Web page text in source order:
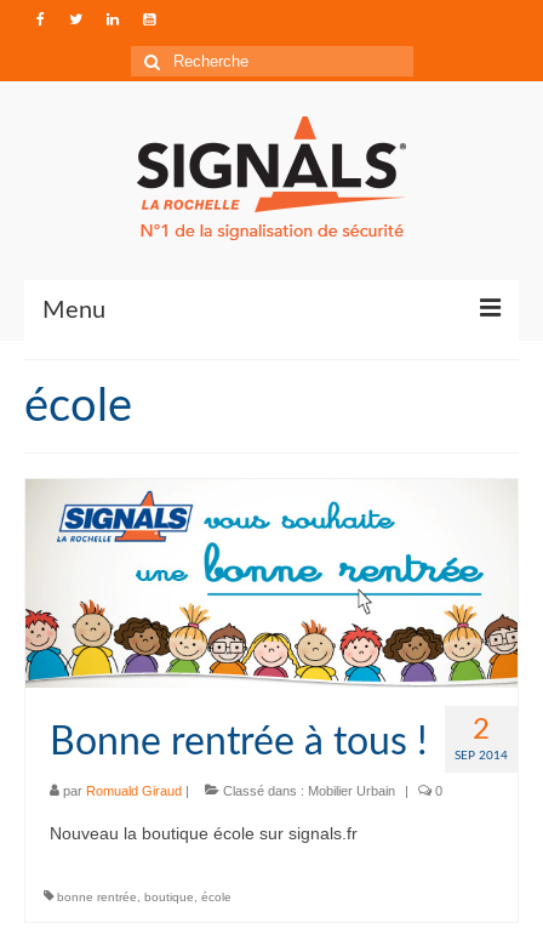
Rechercher
:
Menu
Qui sommes-nous ?
Accéder à Signals
école
2
SEP 2014
Bonne rentrée à tous !
par Romuald Giraud | Classé dans : Mobilier Urbain | 0
Nouveau la boutique école sur signals.fr
bonne rentrée boutique école